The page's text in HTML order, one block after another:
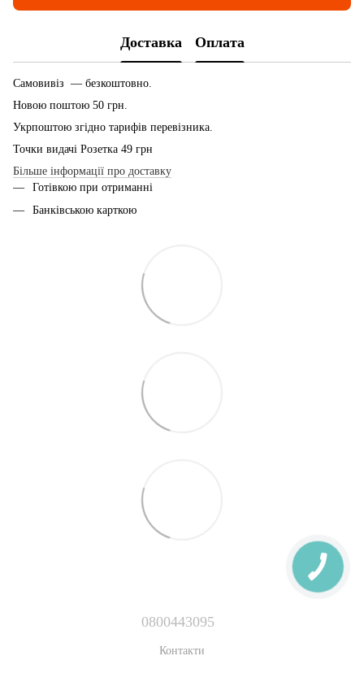
Доставка Оплата
Самовивіз — безкоштовно.
Новою поштою 50 грн.
Укрпоштою згідно тарифів перевізника.
Точки видачі Розетка 49 грн
Більше інформації про доставку
Готівкою при отриманні
Банківською карткою
0800443095
Контакти